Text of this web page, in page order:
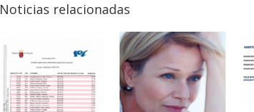
Noticias relacionadas